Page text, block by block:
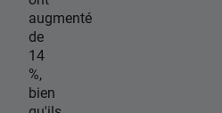
augmenté
de
14
%,
bien